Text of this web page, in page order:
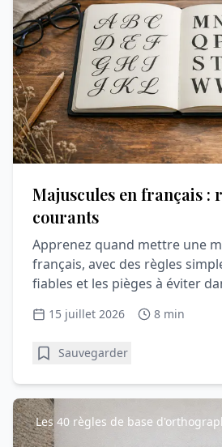
Majuscules en français :
courants
Apprenez quand mettre une
français, avec des règles
fiables et les pièges à éviter
15 juillet 2026 8 min
Sauvegarder
Les 40 règles de base